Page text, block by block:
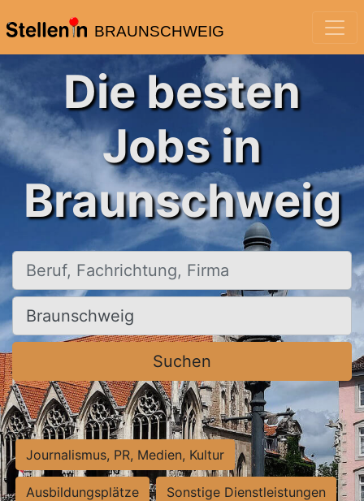
BRAUNSCHWEIG
Die besten
Jobs in
Braunschweig
Beruf, Fachrichtung, Firma
Ort, Stadt
Suchen
Journalismus, PR, Medien, Kultur
Ausbildungsplätze Sonstige Dienstleistungen